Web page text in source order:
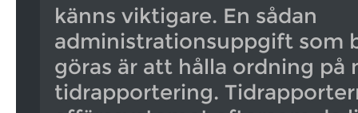
känns viktigare. En sådan
administrationsuppgift som
göras är att hålla ordning på
tidrapportering.